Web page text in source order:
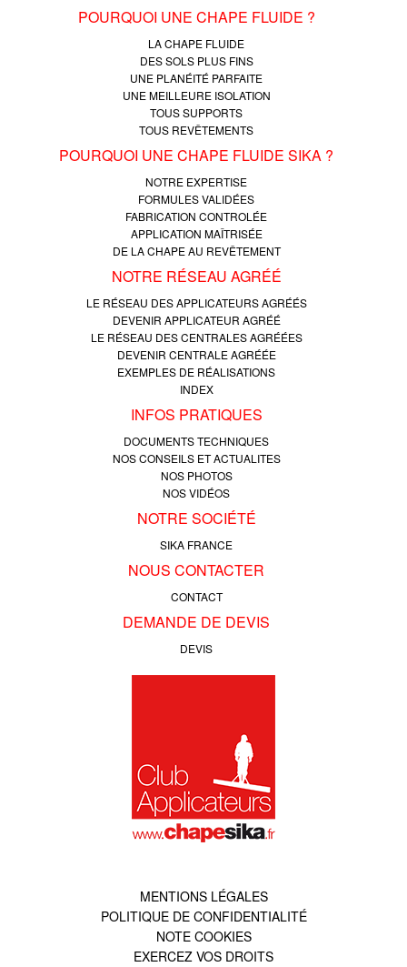
POURQUOI UNE CHAPE FLUIDE ?
LA CHAPE FLUIDE
DES SOLS PLUS FINS
UNE PLANÉITÉ PARFAITE
UNE MEILLEURE ISOLATION
TOUS SUPPORTS
TOUS REVÊTEMENTS
POURQUOI UNE CHAPE FLUIDE SIKA ?
NOTRE EXPERTISE
FORMULES VALIDÉES
FABRICATION CONTROLÉE
APPLICATION MAÎTRISÉE
DE LA CHAPE AU REVÊTEMENT
NOTRE RÉSEAU AGRÉÉ
LE RÉSEAU DES APPLICATEURS AGRÉÉS
DEVENIR APPLICATEUR AGRÉÉ
LE RÉSEAU DES CENTRALES AGRÉÉES
DEVENIR CENTRALE AGRÉÉE
EXEMPLES DE RÉALISATIONS
INDEX
INFOS PRATIQUES
DOCUMENTS TECHNIQUES
NOS CONSEILS ET ACTUALITES
NOS PHOTOS
NOS VIDÉOS
NOTRE SOCIÉTÉ
SIKA FRANCE
NOUS CONTACTER
CONTACT
DEMANDE DE DEVIS
DEVIS
MENTIONS LÉGALES
POLITIQUE DE CONFIDENTIALITÉ
NOTE COOKIES
EXERCEZ VOS DROITS